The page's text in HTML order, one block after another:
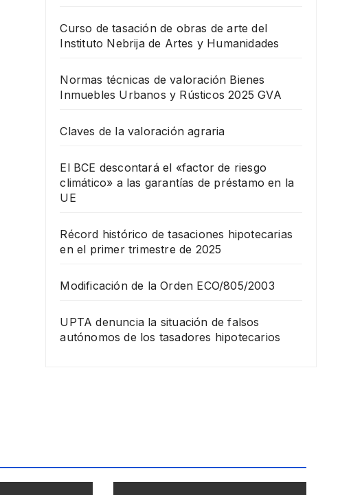
Curso de tasación de obras de arte del
Instituto Nebrija de Artes y Humanidades
Normas técnicas de valoración Bienes
Inmuebles Urbanos y Rústicos 2025 GVA
Claves de la valoración agraria
El BCE descontará el «factor de riesgo
climático» a las garantías de préstamo en la
UE
Récord histórico de tasaciones hipotecarias
en el primer trimestre de 2025
Modificación de la Orden ECO/805/2003
UPTA denuncia la situación de falsos
autónomos de los tasadores hipotecarios